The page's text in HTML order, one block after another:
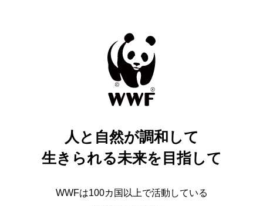
人と自然が調和して
生きられる未来を目指して
WWFは100カ国以上で活動している